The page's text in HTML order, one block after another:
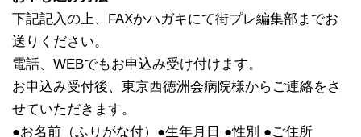
下記記入の上、FAXかハガキにて街プレ編集部までお
送りください。
電話、WEBでもお申込み受け付けます。
お申込み受付後、東京西徳洲会病院様からご連絡をさ
せていただきます。
●お名前（ふりがな付）●生年月日 ●性別 ●ご住所